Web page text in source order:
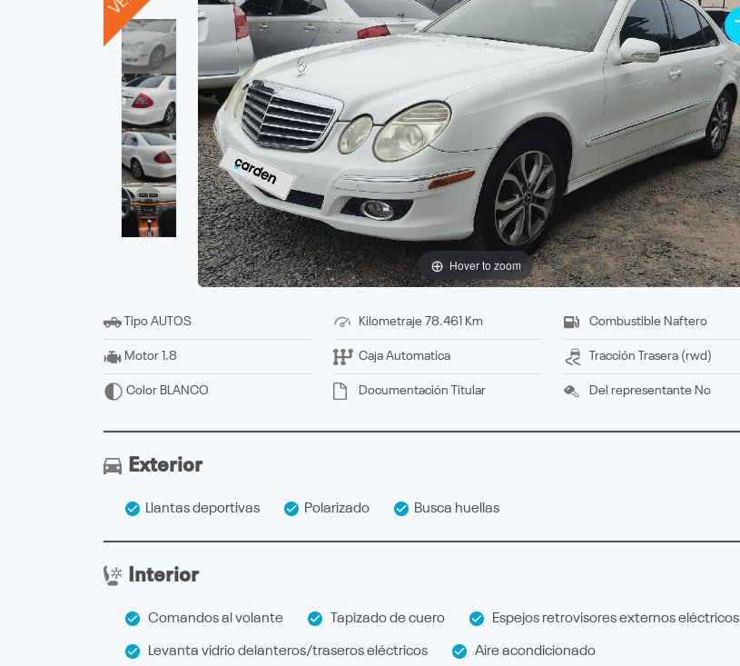
Hover to zoom
Tipo AUTOS
Motor 1.8
Color BLANCO
Kilometraje 78.461 Km
Caja Automatica
Documentación titular
Combustible Naftero
Tracción trasera (rwd)
Del representante No
Exterior
Llantas deportivas Polarizado Busca huellas
Interior
Comandos al volante Tapizado de cuero Espejos retrovisores externos eléctricos
Levanta vidrio delanteros/traseros eléctricos Aire acondicionado